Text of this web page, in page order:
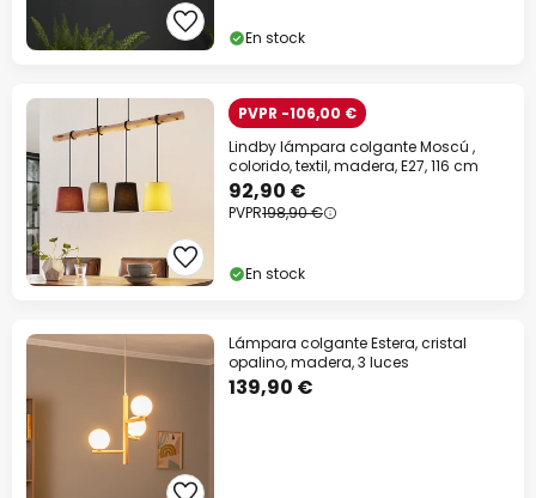
En stock
PVPR -106,00 €
Lindby lámpara colgante Moscú ,
colorido, textil, madera, E27, 116 cm
92,90 €
PVPR198,90 €
En stock
Lámpara colgante Estera, cristal
opalino, madera, 3 luces
139,90 €